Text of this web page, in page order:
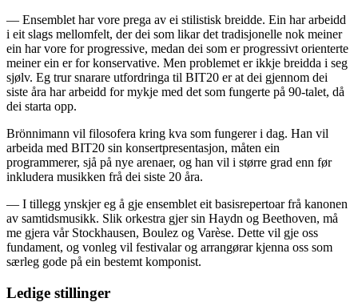
— Ensemblet har vore prega av ei stilistisk breidde. Ein har arbeidd
i eit slags mellomfelt, der dei som likar det tradisjonelle nok meiner
ein har vore for progressive, medan dei som er progressivt orienterte
meiner ein er for konservative. Men problemet er ikkje breidda i seg
sjølv. Eg trur snarare utfordringa til BIT20 er at dei gjennom dei
siste åra har arbeidd for mykje med det som fungerte på 90-talet, då
dei starta opp.
Brönnimann vil filosofera kring kva som fungerer i dag. Han vil
arbeida med BIT20 sin konsertpresentasjon, måten ein
programmerer, sjå på nye arenaer, og han vil i større grad enn før
inkludera musikken frå dei siste 20 åra.
— I tillegg ynskjer eg å gje ensemblet eit basisrepertoar frå kanonen
av samtidsmusikk. Slik orkestra gjer sin Haydn og Beethoven, må
me gjera vår Stockhausen, Boulez og Varèse. Dette vil gje oss
fundament, og vonleg vil festivalar og arrangørar kjenna oss som
særleg gode på ein bestemt komponist.
Ledige stillinger